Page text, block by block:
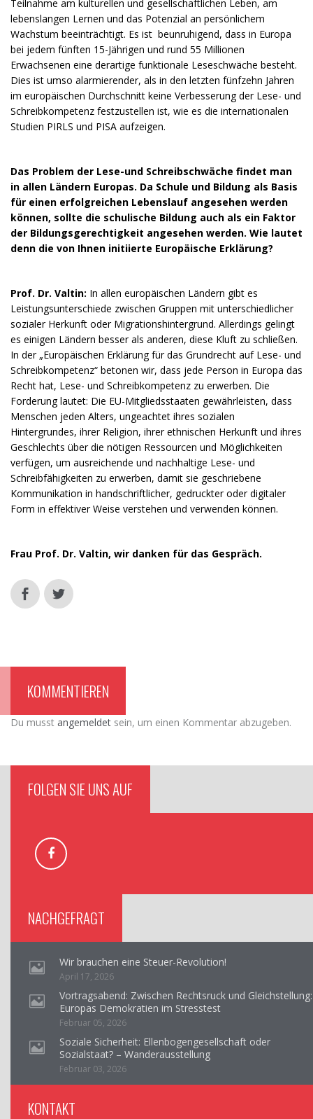
Teilnahme am kulturellen und gesellschaftlichen Leben, am
lebenslangen Lernen und das Potenzial an persönlichem
Wachstum beeinträchtigt. Es ist beunruhigend, dass in Europa
bei jedem fünften 15-Jährigen und rund 55 Millionen
Erwachsenen eine derartige funktionale Leseschwäche besteht.
Dies ist umso alarmierender, als in den letzten fünfzehn Jahren
im europäischen Durchschnitt keine Verbesserung der Lese- und
Schreibkompetenz festzustellen ist, wie es die internationalen
Studien PIRLS und PISA aufzeigen.
Das Problem der Lese-und Schreibschwäche findet man
in allen Ländern Europas. Da Schule und Bildung als Basis
für einen erfolgreichen Lebenslauf angesehen werden
können, sollte die schulische Bildung auch als ein Faktor
der Bildungsgerechtigkeit angesehen werden. Wie lautet
denn die von Ihnen initiierte Europäische Erklärung?
Prof. Dr. Valtin: In allen europäischen Ländern gibt es
Leistungsunterschiede zwischen Gruppen mit unterschiedlicher
sozialer Herkunft oder Migrationshintergrund. Allerdings gelingt
es einigen Ländern besser als anderen, diese Kluft zu schließen.
In der „Europäischen Erklärung für das Grundrecht auf Lese- und
Schreibkompetenz“ betonen wir, dass jede Person in Europa das
Recht hat, Lese- und Schreibkompetenz zu erwerben. Die
Forderung lautet: Die EU-Mitgliedsstaaten gewährleisten, dass
Menschen jeden Alters, ungeachtet ihres sozialen
Hintergrundes, ihrer Religion, ihrer ethnischen Herkunft und ihres
Geschlechts über die nötigen Ressourcen und Möglichkeiten
verfügen, um ausreichende und nachhaltige Lese- und
Schreibfähigkeiten zu erwerben, damit sie geschriebene
Kommunikation in handschriftlicher, gedruckter oder digitaler
Form in effektiver Weise verstehen und verwenden können.
Frau Prof. Dr. Valtin, wir danken für das Gespräch.
KOMMENTIEREN
Du musst angemeldet sein, um einen Kommentar abzugeben.
FOLGEN SIE UNS AUF
NACHGEFRAGT
Wir brauchen eine Steuer-Revolution!
April 17, 2026
Vortragsabend: Zwischen Rechtsruck und Gleichstellung:
Europas Demokratien im Stresstest
Februar 05, 2026
Soziale Sicherheit: Ellenbogengesellschaft oder
Sozialstaat? – Wanderausstellung
Februar 03, 2026
KONTAKT